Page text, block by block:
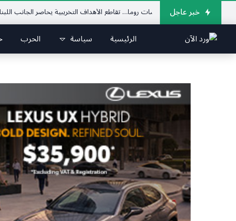
خبر عاجل
يدهم مفاوضات روما… تقاطع الأهداف التخريبية يحاصر الجانب اللبناني
الرئيسية سياسة الحرب